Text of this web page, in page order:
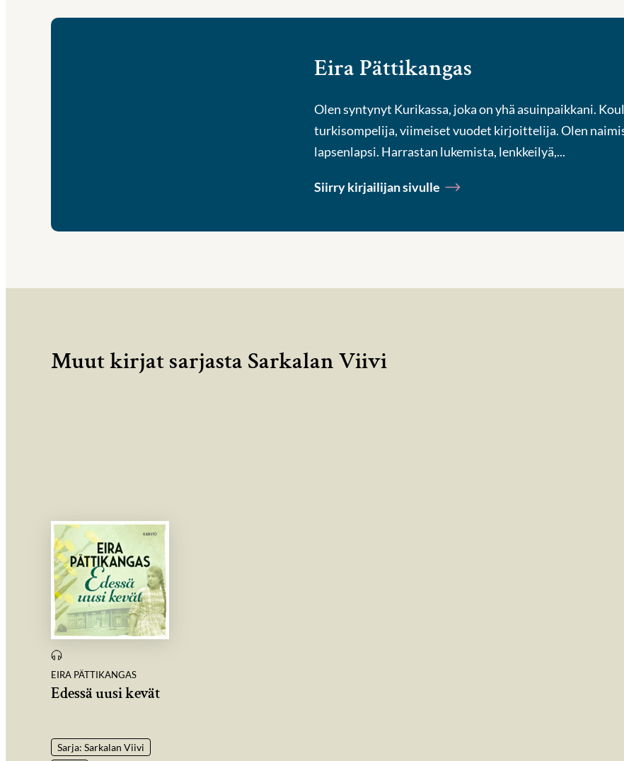
Eira Pättikangas
Olen syntynyt Kurikassa, joka on yhä asuinpaikkani.
turkisompelija, viimeiset vuodet kirjoittelija. Olen
lapsenlapsi. Harrastan lukemista, lenkkeilyä,...
Siirry kirjailijan sivulle
Muut kirjat sarjasta Sarkalan Viivi
EIRA PÄTTIKANGAS
Edessä uusi kevät
Sarja: Sarkalan Viivi